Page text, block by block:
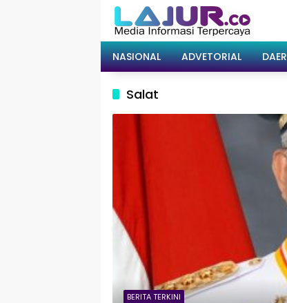
NASIONAL ADVETORIAL
Salat
BERITA TERKINI